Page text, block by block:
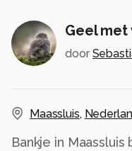
Geel
door
Maassluis,
Bankje in